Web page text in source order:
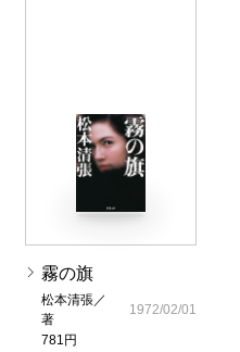
霧の旗
松本清張／
著
781円
1972/02/01